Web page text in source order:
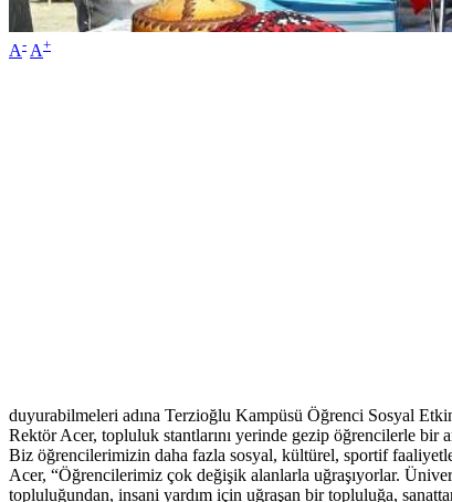
A- A+
duyurabilmeleri adına Terzioğlu Kampüsü Öğrenci Sosyal
Rektör Acer, topluluk stantlarını yerinde gezip öğrencilerle
Biz öğrencilerimizin daha fazla sosyal, kültürel, sportif
Acer, “Öğrencilerimiz çok değişik alanlarla uğraşıyorlar.
topluluğundan, insani yardım için uğraşan bir topluluğa,